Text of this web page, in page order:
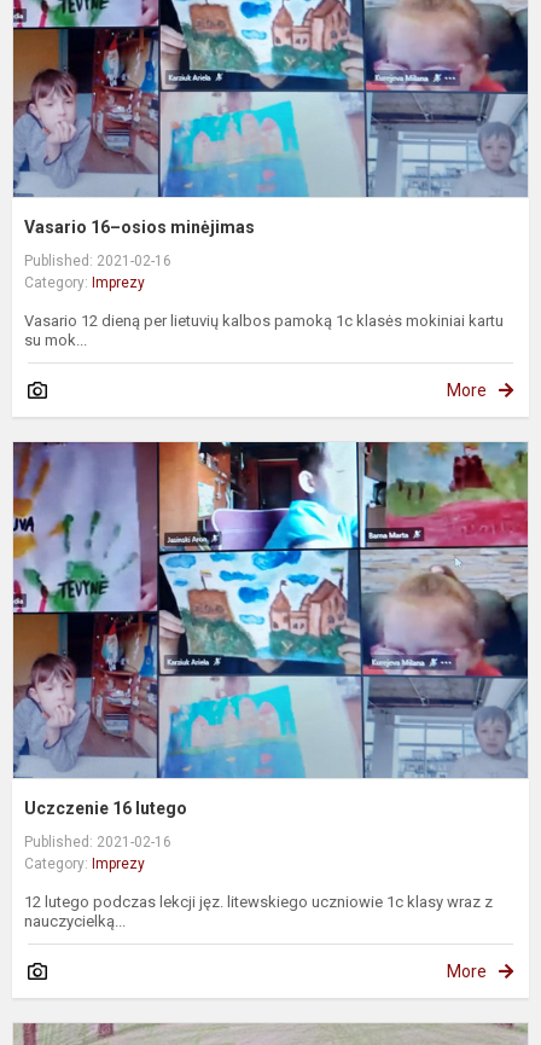
Vasario 16–osios minėjimas
Published: 2021-02-16
Category: Imprezy
Vasario 12 dieną per lietuvių kalbos pamoką 1c klasės mokiniai kartu
su mok...
More
Uczczenie 16 lutego
Published: 2021-02-16
Category: Imprezy
12 lutego podczas lekcji jęz. litewskiego uczniowie 1c klasy wraz z
nauczycielką...
More